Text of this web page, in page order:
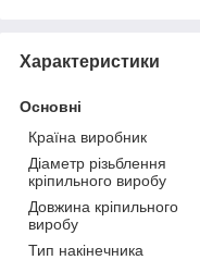
Характеристики
Основні
Країна виробник
Діаметр різьблення
кріпильного виробу
Довжина кріпильного
виробу
Тип накінечника